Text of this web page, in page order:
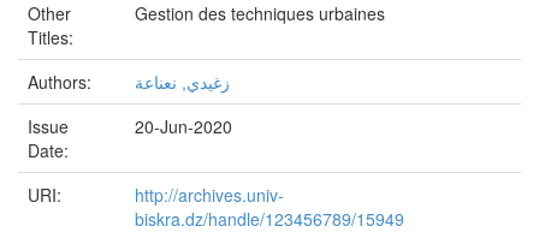
Other
Titles:
Gestion des techniques urbaines
Authors:
زغيدي, نعناعة
Issue
Date:
20-Jun-2020
URI:
http://archives.univ-
biskra.dz/handle/123456789/15949